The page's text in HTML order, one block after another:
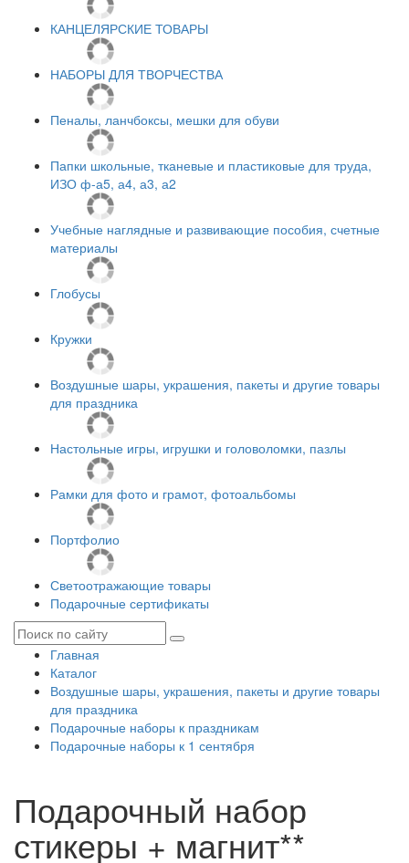
КАНЦЕЛЯРСКИЕ ТОВАРЫ
НАБОРЫ ДЛЯ ТВОРЧЕСТВА
Пеналы, ланчбоксы, мешки для обуви
Папки школьные, тканевые и пластиковые для труда,
ИЗО ф-а5, а4, а3, а2
Учебные наглядные и развивающие пособия, счетные
материалы
Глобусы
Кружки
Воздушные шары, украшения, пакеты и другие товары
для праздника
Настольные игры, игрушки и головоломки, пазлы
Рамки для фото и грамот, фотоальбомы
Портфолио
Светоотражающие товары
Подарочные сертификаты
Главная
Каталог
Воздушные шары, украшения, пакеты и другие товары
для праздника
Подарочные наборы к праздникам
Подарочные наборы к 1 сентября
Подарочный набор
стикеры + магнит**